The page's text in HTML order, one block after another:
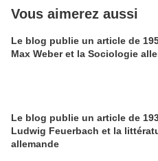
Vous aimerez aussi
Le blog publie un article de
Max Weber et la Sociologie
Le blog publie un article de
Ludwig Feuerbach et la
allemande